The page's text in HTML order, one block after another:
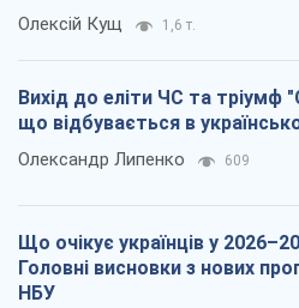
Олексій Кущ 1,6 т.
Вихід до еліти ЧС та тріумф
що відбувається в
Олександр Липенко 609
Що очікує українців у
Головні висновки з нових
НБУ